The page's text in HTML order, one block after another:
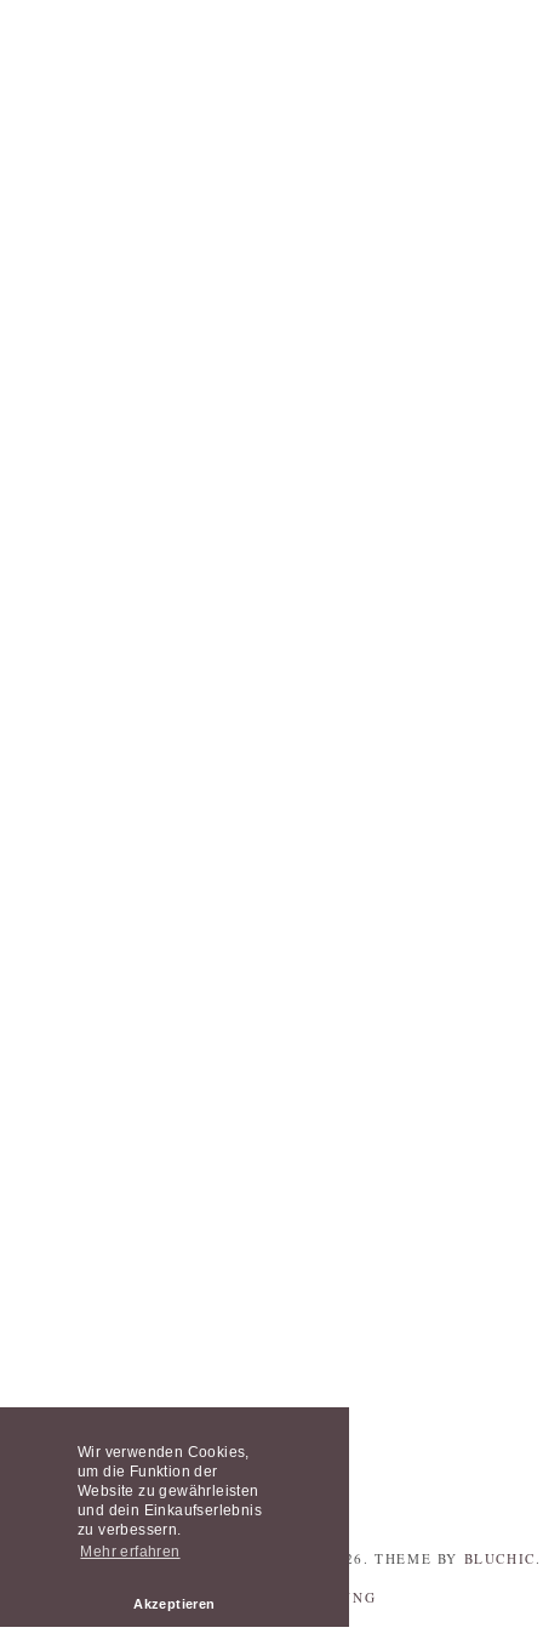
Wir verwenden Cookies,
um die Funktion der
Website zu gewährleisten
und dein Einkaufserlebnis
zu verbessern.
Mehr erfahren
Akzeptieren
© COPYRIGHTSCHLEIFENFÄNGER SHOP 2026 . THEME BY BLUCHIC
DATENSCHUTZERKLÄRUNG